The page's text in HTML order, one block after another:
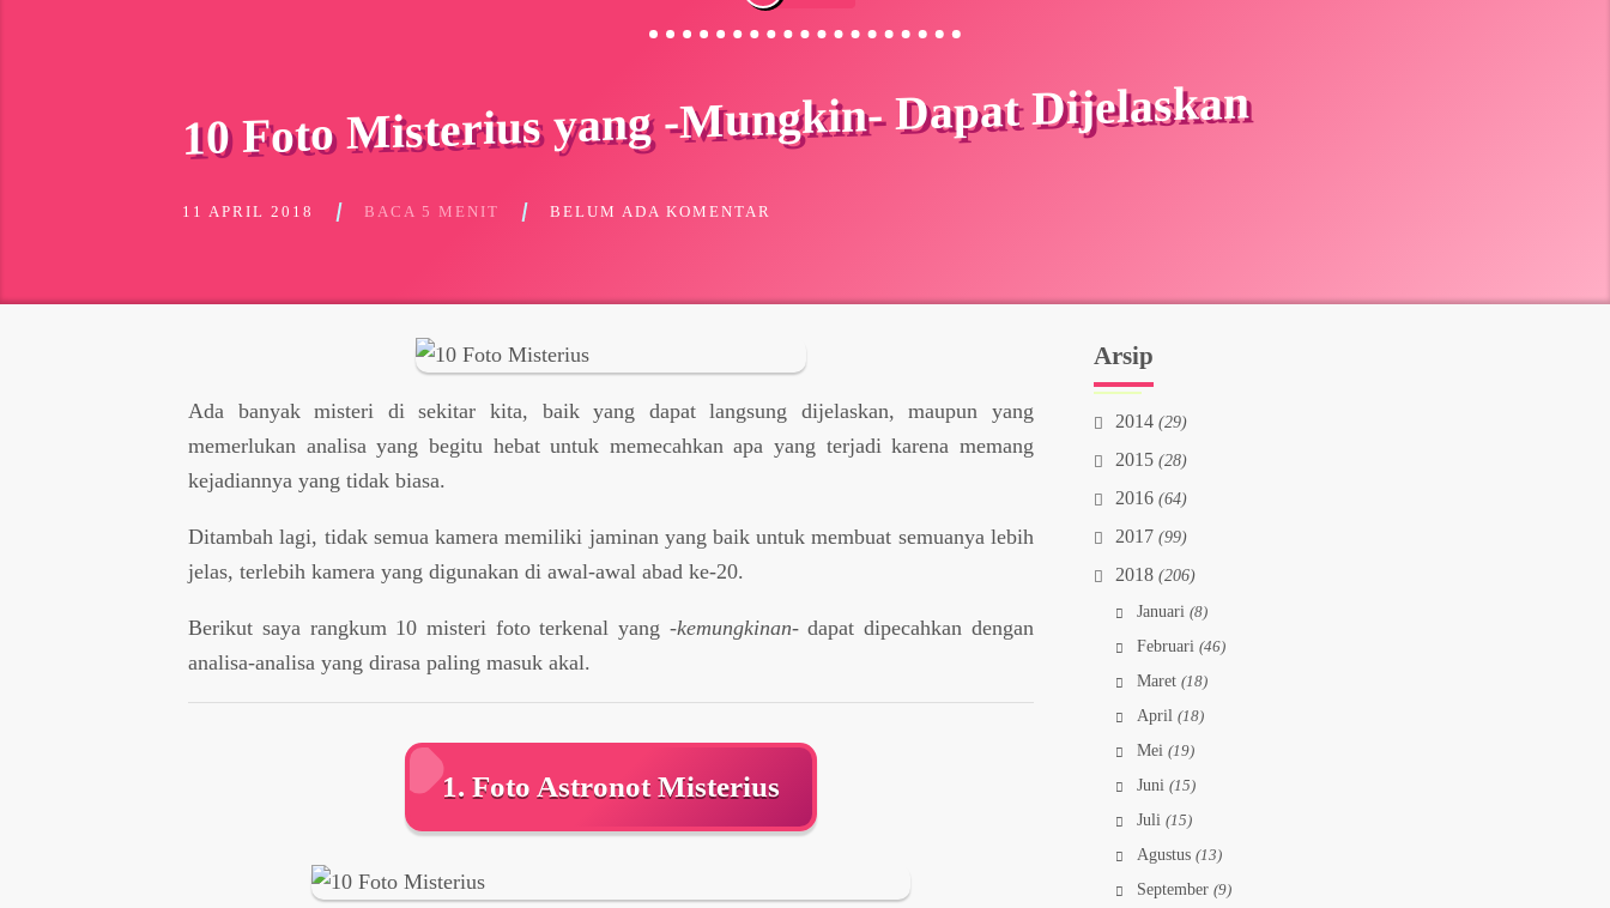
10 Foto Misterius yang -Mungkin- Dapat Dijelaskan
11 APRIL 2018 BACA 5 MENIT BELUM ADA KOMENTAR
Ada banyak misteri di sekitar kita, baik yang dapat langsung dijelaskan, maupun yang
memerlukan analisa yang begitu hebat untuk memecahkan apa yang terjadi karena memang
kejadiannya yang tidak biasa.
Ditambah lagi, tidak semua kamera memiliki jaminan yang baik untuk membuat semuanya lebih
jelas, terlebih kamera yang digunakan di awal-awal abad ke-20.
Berikut saya rangkum 10 misteri foto terkenal yang -kemungkinan-dapat dipecahkan dengan
analisa-analisa yang dirasa paling masuk akal.
1. Foto Astronot Misterius
Arsip
2014(29)
2015(28)
2016(64)
2017(99)
2018(206)
Januari(8)
Februari(46)
Maret(18)
April(18)
Mei(19)
Juni(15)
Juli(15)
Agustus(13)
September(9)